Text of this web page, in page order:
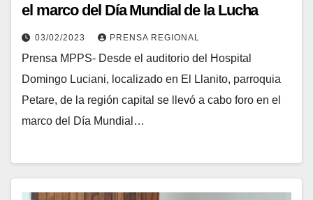
el marco del Día Mundial de la Lucha
contra el Cáncer
03/02/2023 PRENSA REGIONAL
Prensa MPPS- Desde el auditorio del Hospital
Domingo Luciani, localizado en El Llanito, parroquia
Petare, de la región capital se llevó a cabo foro en el
marco del Día Mundial…